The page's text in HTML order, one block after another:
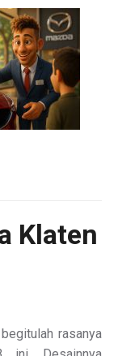
Klaten
rasanya